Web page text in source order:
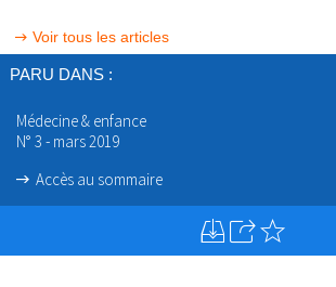
Voir tous les articles
PARU DANS :
Médecine & enfance
N° 3 - mars 2019
Accès au sommaire